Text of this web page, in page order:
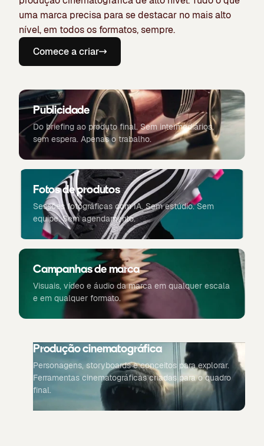
uma marca precisa para se destacar no mais alto
nível, em todos os formatos, sempre.
Comece a criar
Publicidade
Do briefing ao produto final. Sem intermediários,
sem espera. Apenas o trabalho.
Fotos de produtos
Sessões fotográficas com IA. Sem estúdio. Sem
equipe. Sem agendamento.
Campanhas de marca
Visuais, vídeo e áudio da marca em qualquer escala
e em qualquer formato.
Produção cinematográfica
Personagens, storyboards e conceitos para explorar.
Ferramentas cinematográficas criadas para o quadro
final.